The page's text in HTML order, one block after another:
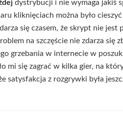
dystrybucji i nie wymaga jakiś
kliknięciach można było
się czasem, że skrypt nie
na szczęście nie zdarza się
grzebania w internecie w
mi się zagrać w kilka gier, na
satysfakcja z rozgrywki była